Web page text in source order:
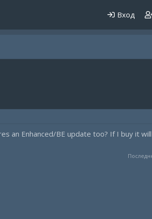
Вход
an Enhanced/BE update too? If I buy it